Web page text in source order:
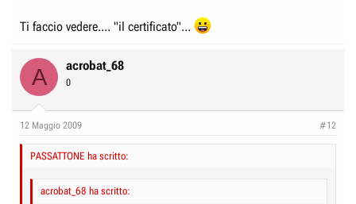
Quindi gli ho presentato le "tipe" :shock:
Clicca per allargare...
Ti faccio vedere.... "il certificato"...
A acrobat_68
0
12 Maggio 2009 #12
PASSATTONE ha scritto:
acrobat_68 ha scritto: